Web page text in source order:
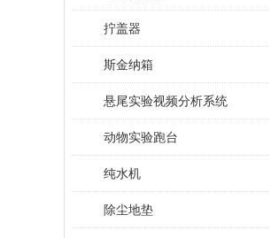
拧盖器
斯金纳箱
悬尾实验视频分析系统
动物实验跑台
纯水机
除尘地垫